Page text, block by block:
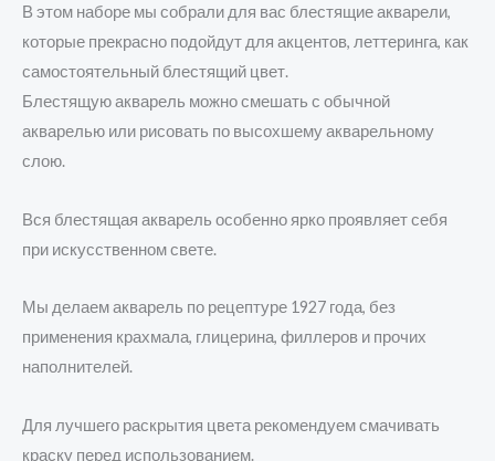
В этом наборе мы собрали для вас блестящие акварели,
которые прекрасно подойдут для акцентов, леттеринга, как
самостоятельный блестящий цвет.
Блестящую акварель можно смешать с обычной
акварелью или рисовать по высохшему акварельному
слою.
Вся блестящая акварель особенно ярко проявляет себя
при искусственном свете.
Мы делаем акварель по рецептуре 1927 года, без
применения крахмала, глицерина, филлеров и прочих
наполнителей.
Для лучшего раскрытия цвета рекомендуем смачивать
краску перед использованием.